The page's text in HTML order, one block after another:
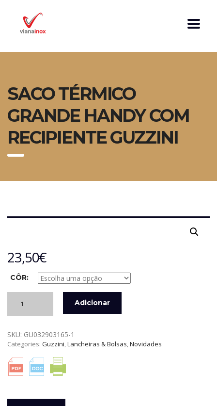
SACO TÉRMICO
GRANDE HANDY COM
RECIPIENTE GUZZINI
23,50€
CÔR:
SACO
GRANDE
HANDY
RECIPIENTE
GUZZINI
Adicionar
SKU: GU032903165-1
Categories: Guzzini,Lancheiras & Bolsas,Novidades